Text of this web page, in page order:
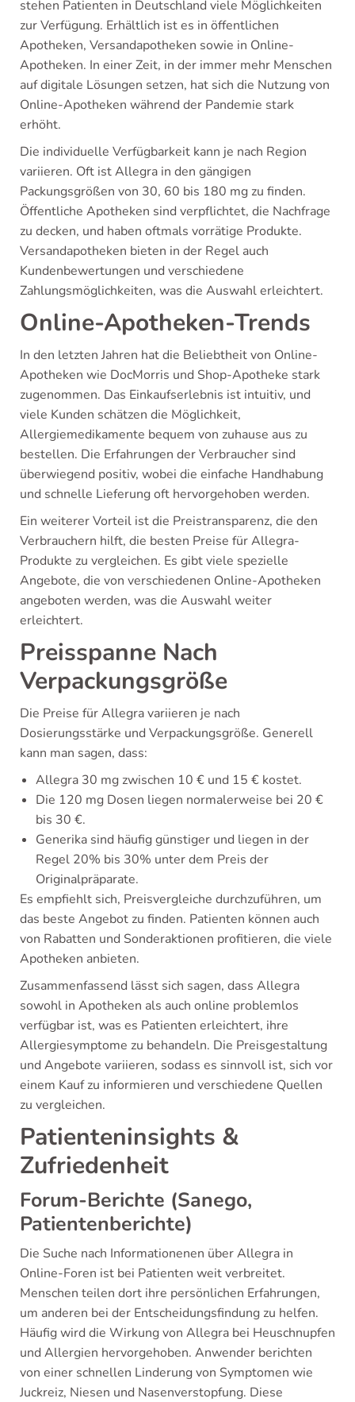
stehen Patienten in Deutschland viele Möglichkeiten
zur Verfügung. Erhältlich ist es in öffentlichen
Apotheken, Versandapotheken sowie in Online-
Apotheken. In einer Zeit, in der immer mehr Menschen
auf digitale Lösungen setzen, hat sich die Nutzung von
Online-Apotheken während der Pandemie stark
erhöht.
Die individuelle Verfügbarkeit kann je nach Region
variieren. Oft ist Allegra in den gängigen
Packungsgrößen von 30, 60 bis 180 mg zu finden.
Öffentliche Apotheken sind verpflichtet, die Nachfrage
zu decken, und haben oftmals vorrätige Produkte.
Versandapotheken bieten in der Regel auch
Kundenbewertungen und verschiedene
Zahlungsmöglichkeiten, was die Auswahl erleichtert.
Online-Apotheken-Trends
In den letzten Jahren hat die Beliebtheit von Online-
Apotheken wie DocMorris und Shop-Apotheke stark
zugenommen. Das Einkaufserlebnis ist intuitiv, und
viele Kunden schätzen die Möglichkeit,
Allergiemedikamente bequem von zuhause aus zu
bestellen. Die Erfahrungen der Verbraucher sind
überwiegend positiv, wobei die einfache Handhabung
und schnelle Lieferung oft hervorgehoben werden.
Ein weiterer Vorteil ist die Preistransparenz, die den
Verbrauchern hilft, die besten Preise für Allegra-
Produkte zu vergleichen. Es gibt viele spezielle
Angebote, die von verschiedenen Online-Apotheken
angeboten werden, was die Auswahl weiter
erleichtert.
Preisspanne Nach
Verpackungsgröße
Die Preise für Allegra variieren je nach
Dosierungsstärke und Verpackungsgröße. Generell
kann man sagen, dass:
Allegra 30 mg zwischen 10 € und 15 € kostet.
Die 120 mg Dosen liegen normalerweise bei 20 €
bis 30 €.
Generika sind häufig günstiger und liegen in der
Regel 20% bis 30% unter dem Preis der
Originalpräparate.
Es empfiehlt sich, Preisvergleiche durchzuführen, um
das beste Angebot zu finden. Patienten können auch
von Rabatten und Sonderaktionen profitieren, die viele
Apotheken anbieten.
Zusammenfassend lässt sich sagen, dass Allegra
sowohl in Apotheken als auch online problemlos
verfügbar ist, was es Patienten erleichtert, ihre
Allergiesymptome zu behandeln. Die Preisgestaltung
und Angebote variieren, sodass es sinnvoll ist, sich vor
einem Kauf zu informieren und verschiedene Quellen
zu vergleichen.
Patienteninsights &
Zufriedenheit
Forum-Berichte (Sanego,
Patientenberichte)
Die Suche nach Informationenen über Allegra in
Online-Foren ist bei Patienten weit verbreitet.
Menschen teilen dort ihre persönlichen Erfahrungen,
um anderen bei der Entscheidungsfindung zu helfen.
Häufig wird die Wirkung von Allegra bei Heuschnupfen
und Allergien hervorgehoben. Anwender berichten
von einer schnellen Linderung von Symptomen wie
Juckreiz, Niesen und Nasenverstopfung. Diese